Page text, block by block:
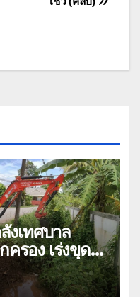
งเทศบาล
รอง เร่งขุด
ป้องกันและลด